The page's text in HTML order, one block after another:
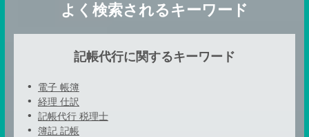
よく検索されるキーワード
記帳代行に関するキーワード
電子 帳簿
経理 仕訳
記帳代行 税理士
簿記 記帳